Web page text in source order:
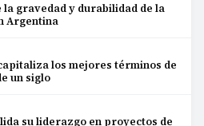
gravedad y durabilidad de la
Argentina
los mejores términos de
un siglo
su liderazgo en proyectos de